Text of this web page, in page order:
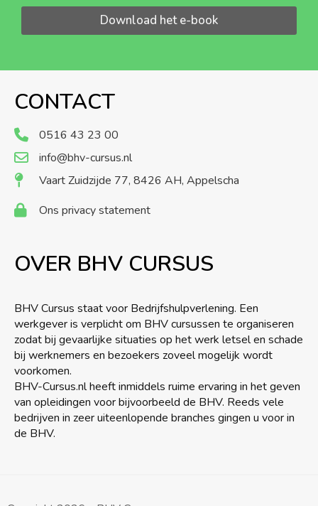
Download het e-book
CONTACT
0516 43 23 00
info@bhv-cursus.nl
Vaart Zuidzijde 77, 8426 AH, Appelscha
Ons privacy statement
OVER BHV CURSUS
BHV Cursus staat voor Bedrijfshulpverlening. Een
werkgever is verplicht om BHV cursussen te organiseren
zodat bij gevaarlijke situaties op het werk letsel en schade
bij werknemers en bezoekers zoveel mogelijk wordt
voorkomen.
BHV-Cursus.nl heeft inmiddels ruime ervaring in het geven
van opleidingen voor bijvoorbeeld de BHV. Reeds vele
bedrijven in zeer uiteenlopende branches gingen u voor in
de BHV.